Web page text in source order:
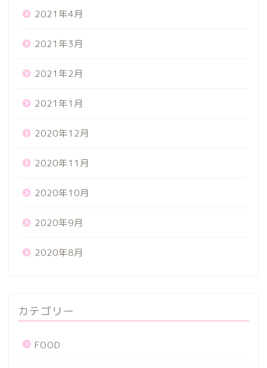
2021年4月
2021年3月
2021年2月
2021年1月
2020年12月
2020年11月
2020年10月
2020年9月
2020年8月
カテゴリー
FOOD